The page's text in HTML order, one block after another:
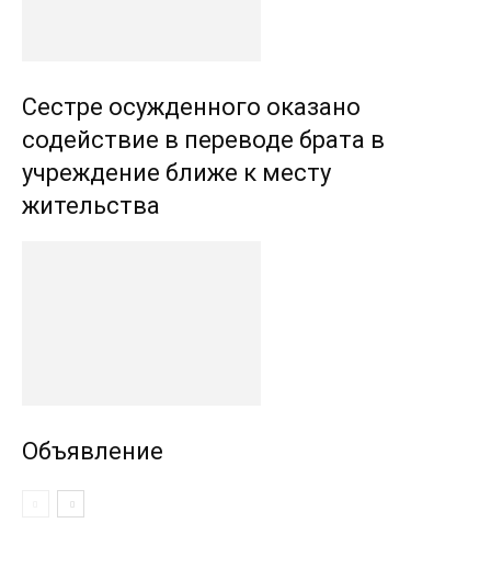
Сестре осужденного оказано
содействие в переводе брата в
учреждение ближе к месту
жительства
Объявление